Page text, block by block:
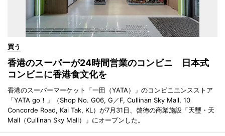
買う
香港のスーパーが24時間営業のコンビニ 日本式
コンビニに香港食文化を
香港のスーパーマーケット「一田（YATA）」のコンビニエンスストア
「YATA go！」（Shop No. G06, G／F, Cullinan Sky Mall, 10
Concorde Road, Kai Tak, KL）が7月31日、啓徳の商業施設「天璽・天
Mall（Cullinan Sky Mall）」にオープンした。